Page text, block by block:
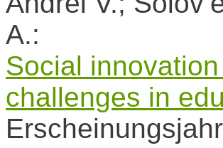
A.:
Social
challenges in